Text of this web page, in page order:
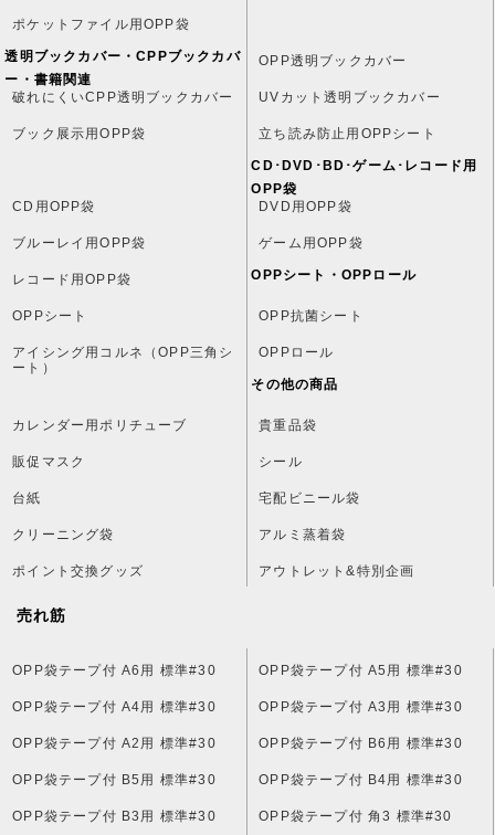
ポケットファイル用OPP袋
透明ブックカバー・CPPブックカバ
ー・書籍関連
OPP透明ブックカバー
破れにくいCPP透明ブックカバー UVカット透明ブックカバー
ブック展示用OPP袋 立ち読み防止用OPPシート
CD･DVD･BD･ゲーム･レコード用
OPP袋
CD用OPP袋
DVD用OPP袋
ブルーレイ用OPP袋 ゲーム用OPP袋
レコード用OPP袋 OPPシート・OPPロール
OPPシート OPP抗菌シート
アイシング用コルネ（OPP三角シ
ート）
OPPロール
その他の商品
カレンダー用ポリチューブ 貴重品袋
販促マスク シール
台紙 宅配ビニール袋
クリーニング袋 アルミ蒸着袋
ポイント交換グッズ アウトレット&特別企画
売れ筋
OPP袋テープ付 A6用 標準#30 OPP袋テープ付 A5用 標準#30
OPP袋テープ付 A4用 標準#30 OPP袋テープ付 A3用 標準#30
OPP袋テープ付 A2用 標準#30 OPP袋テープ付 B6用 標準#30
OPP袋テープ付 B5用 標準#30 OPP袋テープ付 B4用 標準#30
OPP袋テープ付 B3用 標準#30 OPP袋テープ付 角3 標準#30